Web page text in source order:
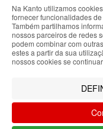
MÉTODOS DE
ABOUT THE
Kanto handles
cookies that
website, facilitate
continuing to
these cookies.
Privacy and
preferences in
Na Kanto utilizamos
fornecer funcionalidades
Também partilhamos
nossos parceiros de redes
podem combinar com
estes a partir da sua
nossos cookies se